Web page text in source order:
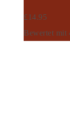
£ 14.95
Bewertet mit